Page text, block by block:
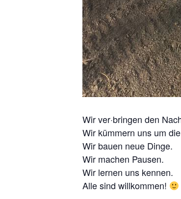
Wir ver·bringen den
Wir kümmern uns um
Wir bauen neue Dinge.
Wir machen Pausen.
Wir lernen uns kennen.
Alle sind willkommen!